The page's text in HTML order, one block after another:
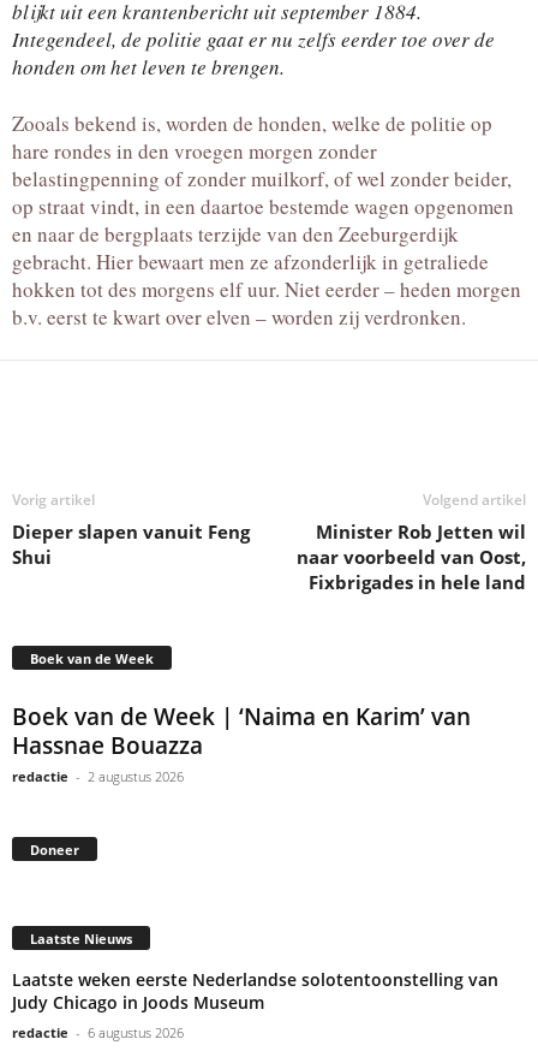
blijkt uit een krantenbericht uit september 1884.
Integendeel, de politie gaat er nu zelfs eerder toe over de
honden om het leven te brengen.
Zooals bekend is, worden de honden, welke de politie op
hare rondes in den vroegen morgen zonder
belastingpenning of zonder muilkorf, of wel zonder beider,
op straat vindt, in een daartoe bestemde wagen opgenomen
en naar de bergplaats terzijde van den Zeeburgerdijk
gebracht. Hier bewaart men ze afzonderlijk in getraliede
hokken tot des morgens elf uur. Niet eerder – heden morgen
b.v. eerst te kwart over elven – worden zij verdronken.
Vorig artikel
Dieper slapen vanuit Feng
Shui
Volgend artikel
Minister Rob Jetten wil
naar voorbeeld van Oost,
Fixbrigades in hele land
Boek van de Week
Boek van de Week | ‘Naima en Karim’ van
Hassnae Bouazza
redactie - 2 augustus 2026
Doneer
Laatste Nieuws
Laatste weken eerste Nederlandse solotentoonstelling van
Judy Chicago in Joods Museum
redactie - 6 augustus 2026